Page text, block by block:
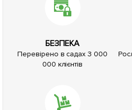
БЕЗПЕКА
Перевірено в садах 3 000
000 клієнтів